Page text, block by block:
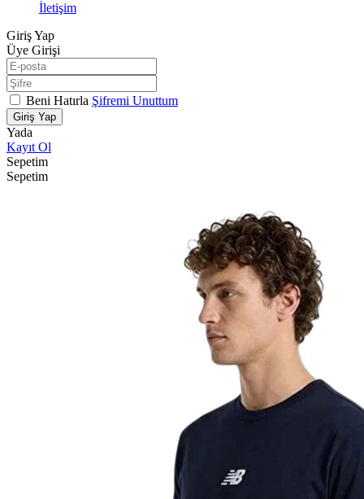
İletişim
Giriş Yap
Üye Girişi
Beni Hatırla Şifremi Unuttum
Giriş Yap
Yada
Kayıt Ol
Sepetim
Sepetim